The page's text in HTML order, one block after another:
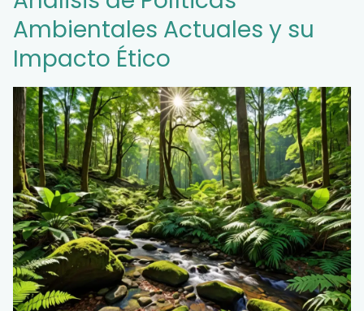
Ambientales Actuales y su
Impacto Ético